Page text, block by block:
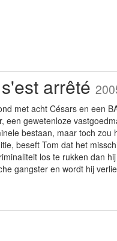
arrêté
met acht Césars en een
een gewetenloze
bestaan, maar toch
beseft Tom dat het
los te rukken dan
gangster en wordt hij